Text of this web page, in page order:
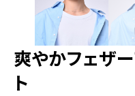
爽やかフェザ
ト